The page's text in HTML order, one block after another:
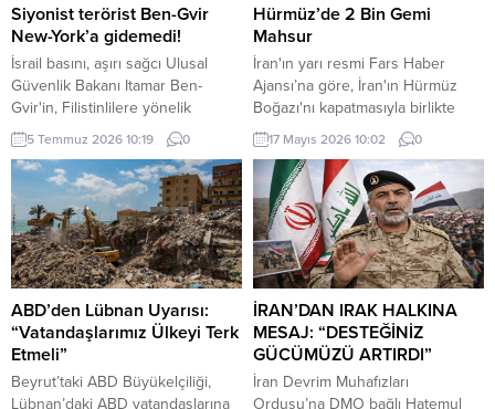
Siyonist terörist Ben-Gvir
New-York’a gidemedi!
İsrail basını, aşırı sağcı Ulusal
Güvenlik Bakanı Itamar Ben-
Gvir'in, Filistinlilere yönelik
politika ve uygulamaları nedeniyle
"gözaltına alınma" endişesiyle bu
hafta New York'a yapacağı ziyareti
iptal ettiğini ileri sürdü.
5 Temmuz 2026 10:19 0
Hürmüz’de 2 Bin Gemi
Mahsur
İran'ın yarı resmi Fars Haber
Ajansı’na göre, İran'ın Hürmüz
Boğazı'nı kapatmasıyla birlikte
bölgede yaklaşık iki bin gemi ve
20 bin gemi personeli mahsur
kaldı.
17 Mayıs 2026 10:02 0
ABD’den Lübnan Uyarısı:
“Vatandaşlarımız Ülkeyi Terk
Etmeli”
Beyrut’taki ABD Büyükelçiliği,
Lübnan’daki ABD vatandaşlarına
İRAN’DAN IRAK HALKINA
MESAJ: “DESTEĞİNİZ
GÜCÜMÜZÜ ARTIRDI”
İran Devrim Muhafızları
Ordusu’na DMO bağlı Hatemul